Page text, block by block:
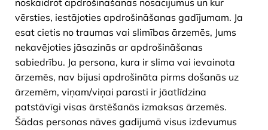
noskaidrot apdrošināšanas nosacījumus un kur
vērsties, iestājoties apdrošināšanas gadījumam. Ja
esat cietis no traumas vai slimības ārzemēs, Jums
nekavējoties jāsazinās ar apdrošināšanas
sabiedrību. Ja persona, kura ir slima vai ievainota
ārzemēs, nav bijusi apdrošināta pirms došanās uz
ārzemēm, viņam/viņai parasti ir jāatlīdzina
patstāvīgi visas ārstēšanās izmaksas ārzemēs.
Šādas personas nāves gadījumā visus izdevumus